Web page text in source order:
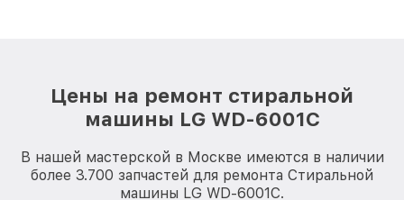
Цены на ремонт стиральной
машины LG WD-6001C
В нашей мастерской в Москве имеются в наличии
более 3.700 запчастей для ремонта Стиральной
машины LG WD-6001C.